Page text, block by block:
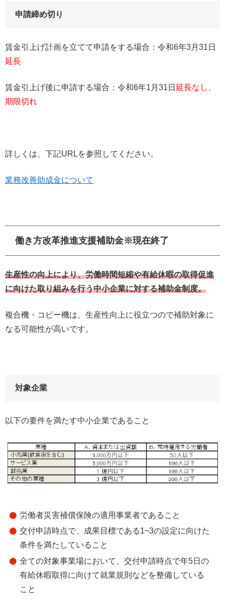
申請締め切り
賃金引上げ計画を立てて申請をする場合：令和6年3月31日
延長
賃金引上げ後に申請する場合：令和6年1月31日 延長なし、
期限切れ
詳しくは、下記URLを参照してください。
業務改善助成金について
働き方改革推進支援補助金※現在終了
生産性の向上により、労働時間短縮や有給休暇の取得促進
に向けた取り組みを行う中小企業に対する補助金制度。
複合機・コピー機は、生産性向上に役立つので補助対象に
なる可能性が高いです。
対象企業
以下の要件を満たす中小企業であること
労働者災害補償保険の適用事業者であること
交付申請時点で、成果目標である1~3の設定に向けた
条件を満たしていること
全ての対象事業場において、交付申請時点で年5日の
有給休暇取得に向けて就業規則などを整備している
こと